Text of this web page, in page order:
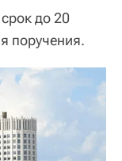
до 20
поручения.